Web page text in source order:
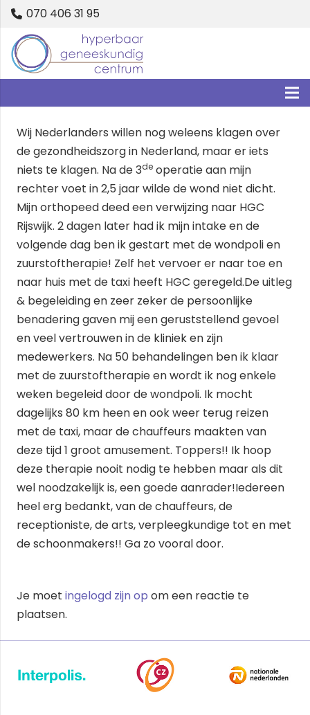
070 406 31 95
Wij Nederlanders willen nog weleens klagen over
de gezondheidszorg in Nederland, maar er iets
niets te klagen. Na de 3de operatie aan mijn
rechter voet in 2,5 jaar wilde de wond niet dicht.
Mijn orthopeed deed een verwijzing naar HGC
Rijswijk. 2 dagen later had ik mijn intake en de
volgende dag ben ik gestart met de wondpoli en
zuurstoftherapie! Zelf het vervoer er naar toe en
naar huis met de taxi heeft HGC geregeld.De uitleg
& begeleiding en zeer zeker de persoonlijke
benadering gaven mij een geruststellend gevoel
en veel vertrouwen in de kliniek en zijn
medewerkers. Na 50 behandelingen ben ik klaar
met de zuurstoftherapie en wordt ik nog enkele
weken begeleid door de wondpoli. Ik mocht
dagelijks 80 km heen en ook weer terug reizen
met de taxi, maar de chauffeurs maakten van
deze tijd 1 groot amusement. Toppers!! Ik hoop
deze therapie nooit nodig te hebben maar als dit
wel noodzakelijk is, een goede aanrader!Iedereen
heel erg bedankt, van de chauffeurs, de
receptioniste, de arts, verpleegkundige tot en met
de schoonmakers!! Ga zo vooral door.
Je moet ingelogd zijn op om een reactie te
plaatsen.